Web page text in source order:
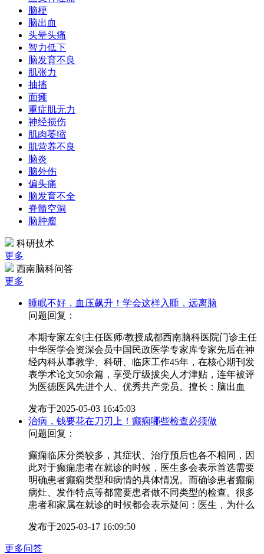
脑梗
脑出血
头晕头痛
智力低下
脑发育不良
肌张力
抽搐
面瘫
重症肌无力
神经损伤
肌肉萎缩
肌营养不良
脑炎
脑外伤
偏头痛
脑发育不全
脊髓空洞
脑肿瘤
科研技术
更多
西南脑科问答
更多
睡眠不好，血压飙升！学会这样入睡，远离脑
问题回复：
本期专家左剑主任医师/教授成都西南脑科医院门诊主任
中华医学会资深会员中国民政医学专家库专家先后在神
经内科从事教学、科研、临床工作45年，在核心期刊发
表学术论文50余篇，享受厅级拔尖人才津贴，连年被评
为医德医风先进个人、优秀共产党员。擅长：脑出血
发布于2025-05-03 16:45:03
治病，钱要花在刀刃上！癫痫哪些检查必须做
问题回复：
癫痫临床分类较多，其症状、治疗预后也各不相同，因
此对于癫痫患者在就诊的时候，医生多会表示首选需要
明确患者癫痫类型和病情的具体情况。而确诊患者癫痫
病灶、发作特点等都需要患者做不同类型的检查。很多
患者和家属在就诊的时候都会表示疑问：医生，为什么
发布于2025-03-17 16:09:50
更多问答